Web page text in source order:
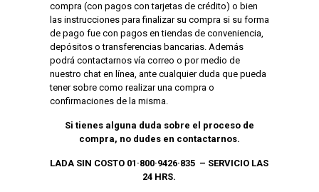
compra (con pagos con tarjetas de crédito) o bien
las instrucciones para finalizar su compra si su forma
de pago fue con pagos en tiendas de conveniencia,
depósitos o transferencias bancarias. Además
podrá contactarnos vía correo o por medio de
nuestro chat en línea, ante cualquier duda que pueda
tener sobre como realizar una compra o
confirmaciones de la misma.
Si tienes alguna duda sobre el proceso de
compra, no dudes en contactarnos.
LADA SIN COSTO 01·800·9426·835 – SERVICIO LAS
24 HRS.